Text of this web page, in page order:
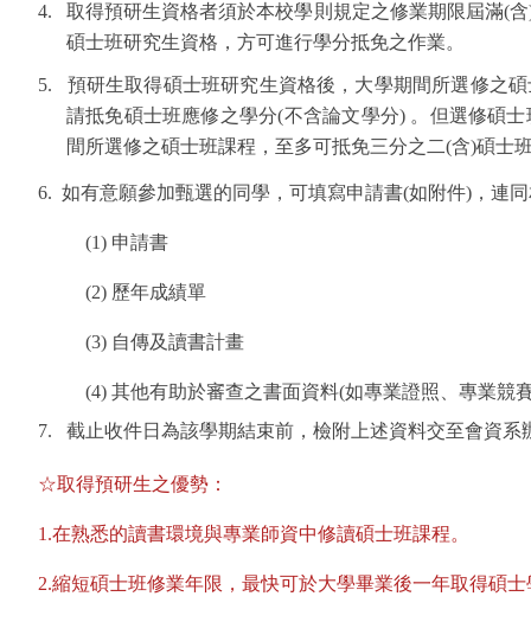
4. 取得預研生資格者須於本校學則規定之修業期限屆滿(
碩士班研究生資格，方可進行學分抵免之作業。
5. 預研生取得碩士班研究生資格後，大學期間所選修之
請抵免碩士班應修之學分(不含論文學分) 。但選修碩
間所選修之碩士班課程，至多可抵免三分之二(含)碩士
6. 如有意願參加甄選的同學，可填寫申請書(如附件)，
(1) 申請書
(2) 歷年成績單
(3) 自傳及讀書計畫
(4) 其他有助於審查之書面資料(如專業證照、專業競
7. 截止收件日為該學期結束前，檢附上述資料交至會資系
☆取得預研生之優勢：
1.在熟悉的讀書環境與專業師資中修讀碩士班課程。
2.縮短碩士班修業年限，最快可於大學畢業後一年取得碩士